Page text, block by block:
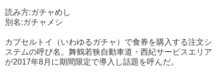
読み方:ガチャめし
別名:ガチャメシ
カプセルトイ（いわゆるガチャ）で食券を購入する注文シ
ステムの呼び名。舞鶴若狭自動車道・西紀サービスエリア
が2017年8月に期間限定で導入し話題を呼んだ。